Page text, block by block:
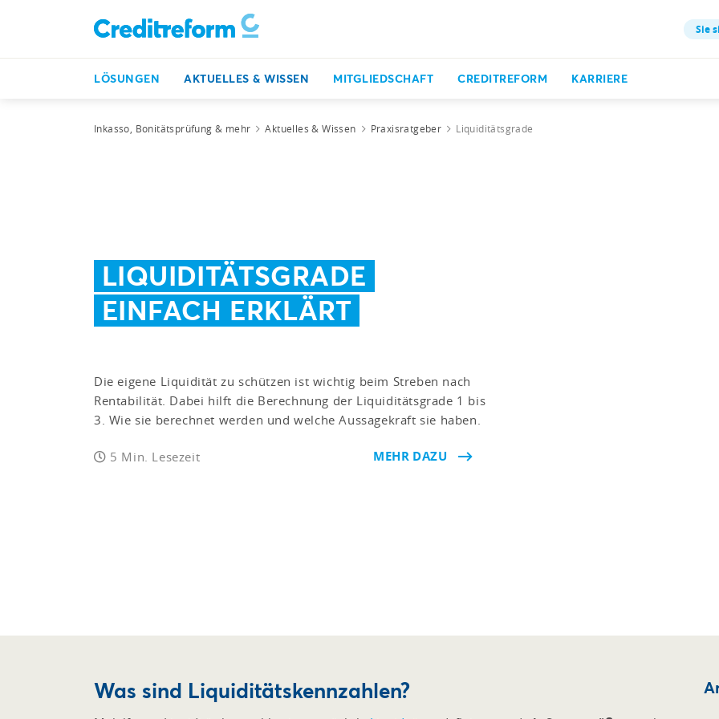
Sie
LÖSUNGEN AKTUELLES & WISSEN MITGLIEDSCHAFT CREDITREFORM KARRIERE
Inkasso, Bonitätsprüfung & mehr Aktuelles & Wissen Praxisratgeber Liquiditätsgrade
LIQUIDITÄTSGRADE
EINFACH ERKLÄRT
Die eigene Liquidität zu schützen ist wichtig beim Streben nach
Rentabilität. Dabei hilft die Berechnung der Liquiditätsgrade 1 bis
3. Wie sie berechnet werden und welche Aussagekraft sie haben.
5 Min. Lesezeit MEHR DAZU
Was sind Liquiditätskennzahlen?